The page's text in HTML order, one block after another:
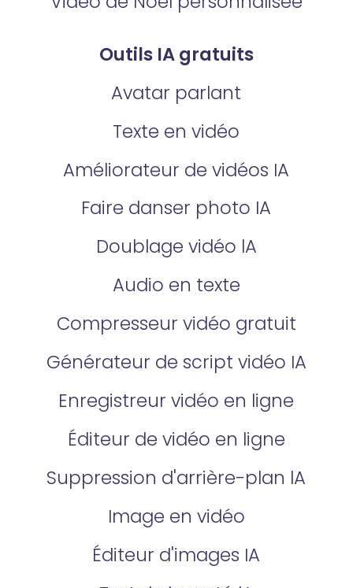
Outils IA gratuits
Avatar parlant
Texte en vidéo
Améliorateur de vidéos IA
Faire danser photo IA
Doublage vidéo lA
Audio en texte
Compresseur vidéo gratuit
Générateur de script vidéo IA
Enregistreur vidéo en ligne
Éditeur de vidéo en ligne
Suppression d'arrière-plan lA
Image en vidéo
Éditeur d'images IA